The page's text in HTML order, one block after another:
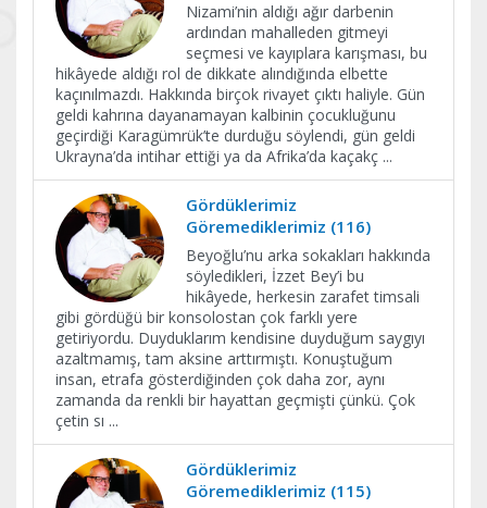
Nizami’nin aldığı ağır darbenin
ardından mahalleden gitmeyi
seçmesi ve kayıplara karışması, bu
hikâyede aldığı rol de dikkate alındığında elbette
kaçınılmazdı. Hakkında birçok rivayet çıktı haliyle. Gün
geldi kahrına dayanamayan kalbinin çocukluğunu
geçirdiği Karagümrük’te durduğu söylendi, gün geldi
Ukrayna’da intihar ettiği ya da Afrika’da kaçakç ...
Gördüklerimiz
Göremediklerimiz (116)
Beyoğlu’nu arka sokakları hakkında
söyledikleri, İzzet Bey’i bu
hikâyede, herkesin zarafet timsali
gibi gördüğü bir konsolostan çok farklı yere
getiriyordu. Duyduklarım kendisine duyduğum saygıyı
azaltmamış, tam aksine arttırmıştı. Konuştuğum
insan, etrafa gösterdiğinden çok daha zor, aynı
zamanda da renkli bir hayattan geçmişti çünkü. Çok
çetin sı ...
Gördüklerimiz
Göremediklerimiz (115)